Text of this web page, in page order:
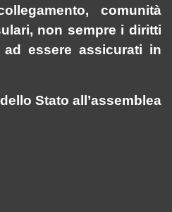
comunità
non sempre i diritti
essere assicurati in
Stato all’assemblea